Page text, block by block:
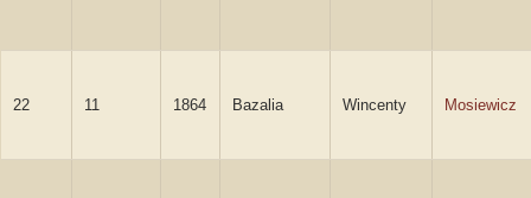
22 11 1864 Bazalia Wincenty Mosiewicz